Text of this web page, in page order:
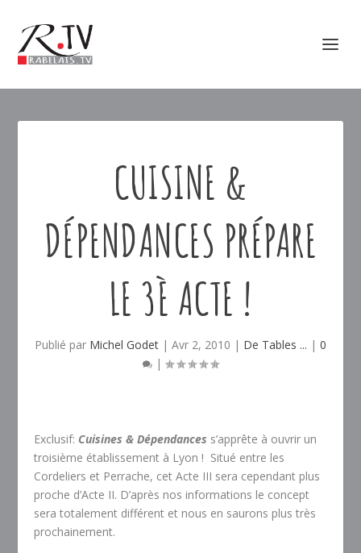
CUISINE &
DÉPENDANCES PRÉPARE
LE 3È ACTE !
Publié par Michel Godet | Avr 2, 2010 | De Tables ... | 0
|
Exclusif: Cuisines & Dépendances s’apprête à ouvrir un
troisième établissement à Lyon ! Situé entre les
Cordeliers et Perrache, cet Acte III sera cependant plus
proche d’Acte II. D’après nos informations le concept
sera totalement différent et nous en saurons plus très
prochainement.